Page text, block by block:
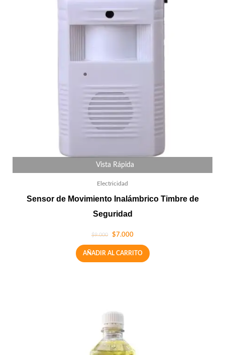
Vista Rápida
Electricidad
Sensor de Movimiento Inalámbrico Timbre de
Seguridad
$9.000 $7.000
AÑADIR AL CARRITO